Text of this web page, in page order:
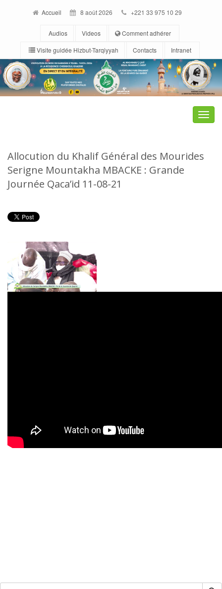
Accueil 8 août 2026 +221 33 975 10 29
Audios Videos
Comment adhérer
Visite guidée Hizbut-Tarqiyyah
Contacts Intranet
Toggle
Allocution du Khalif Général des Mourides
Serigne Mountakha MBACKE : Grande
Journée Qaca’id 11-08-21